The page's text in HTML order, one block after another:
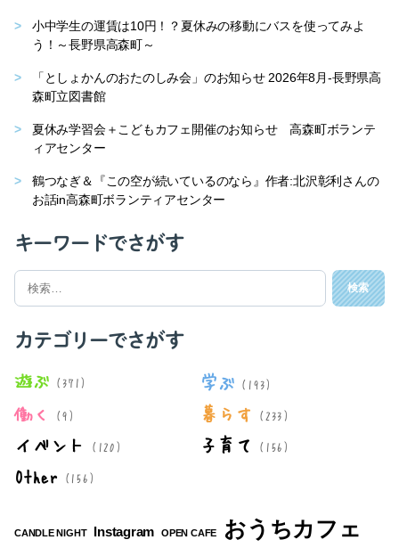
小中学生の運賃は10円！？夏休みの移動にバスを使ってみよ
う！～長野県高森町～
「としょかんのおたのしみ会」のお知らせ 2026年8月-長野県高
森町立図書館
夏休み学習会＋こどもカフェ開催のお知らせ 高森町ボランテ
ィアセンター
鶴つなぎ＆『この空が続いているのなら』作者:北沢彰利さんの
お話in高森町ボランティアセンター
キーワードでさがす
検
対
象:
カテゴリーでさがす
遊ぶ (371) 学ぶ (193)
働く (9) 暮らす (233)
イベント (120) 子育て (156)
Other(156)
CANDLE NIGHT Instagram OPEN CAFE おうちカフェ